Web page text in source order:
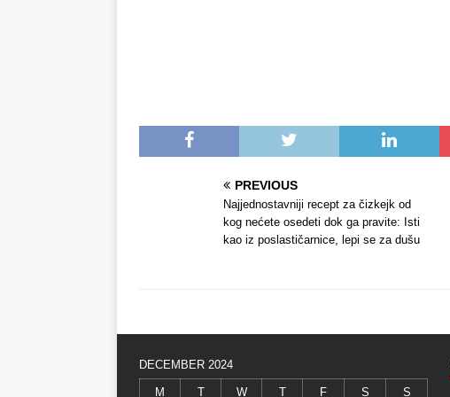
PREVIOUS
Najjednostavniji recept za čizkejk od
kog nećete osedeti dok ga pravite: Isti
kao iz poslastičarnice, lepi se za dušu
DECEMBER 2024
M T W T F S S